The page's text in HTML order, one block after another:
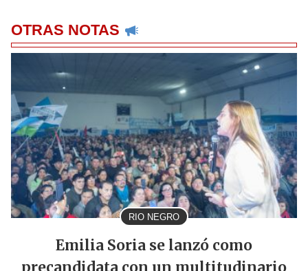
OTRAS NOTAS
RIO NEGRO
Emilia Soria se lanzó como
precandidata con un multitudinario